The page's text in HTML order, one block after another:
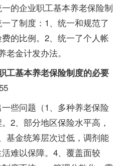
的企业职工基本养老保险制
了制度：1、统一和规范了
的比例。2、统一了个人帐
老金计发办法。
工基本养老保险制度的必要
些问题（1、多种养老保险
2、部分地区保险水平高，
基金统筹层次过低，调剂能
难以保障。4、覆盖面较